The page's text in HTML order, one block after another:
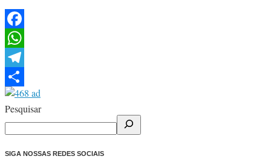
Facebook
WhatsApp
Telegram
Share
Pesquisar
SIGA NOSSAS REDES SOCIAIS